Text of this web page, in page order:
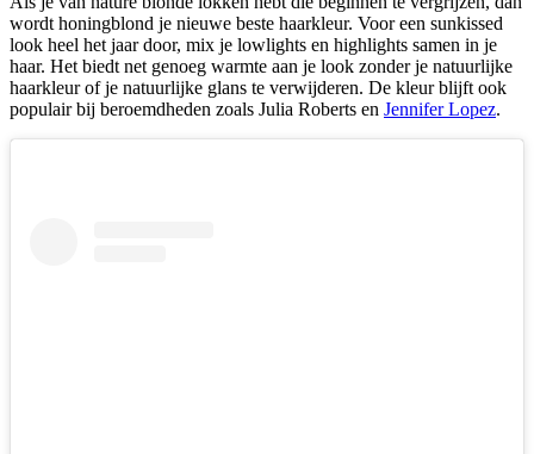
wordt honingblond je nieuwe beste haarkleur. Voor een sunkissed
look heel het jaar door, mix je lowlights en highlights samen in je
haar. Het biedt net genoeg warmte aan je look zonder je natuurlijke
haarkleur of je natuurlijke glans te verwijderen. De kleur blijft ook
populair bij beroemdheden zoals Julia Roberts en Jennifer Lopez.